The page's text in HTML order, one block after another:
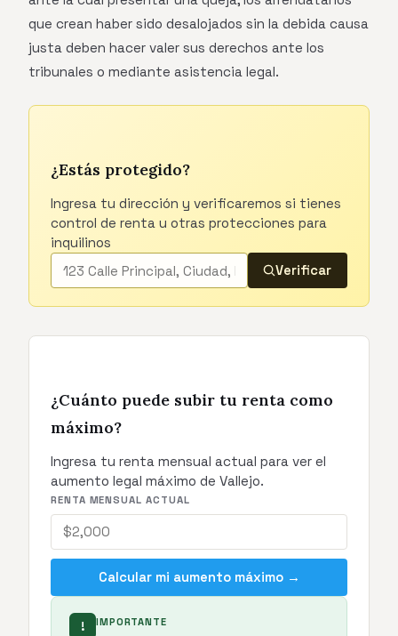
que crean haber sido desalojados sin la debida causa
justa deben hacer valer sus derechos ante los
tribunales o mediante asistencia legal.
¿Estás protegido?
Ingresa tu dirección y verificaremos si tienes
control de renta u otras protecciones para
inquilinos
Verificar
¿Cuánto puede subir tu renta como
máximo?
Ingresa tu renta mensual actual para ver el
aumento legal máximo de Vallejo.
RENTA MENSUAL ACTUAL
Calcular mi aumento máximo →
! IMPORTANTE